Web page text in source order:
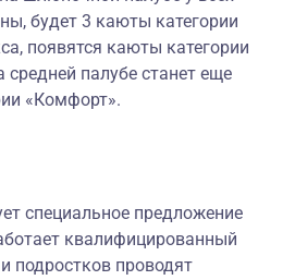
будет 3 каюты категории
появятся каюты категории
палубе станет еще
«Комфорт».
специальное предложение
квалифицированный
подростков проводят